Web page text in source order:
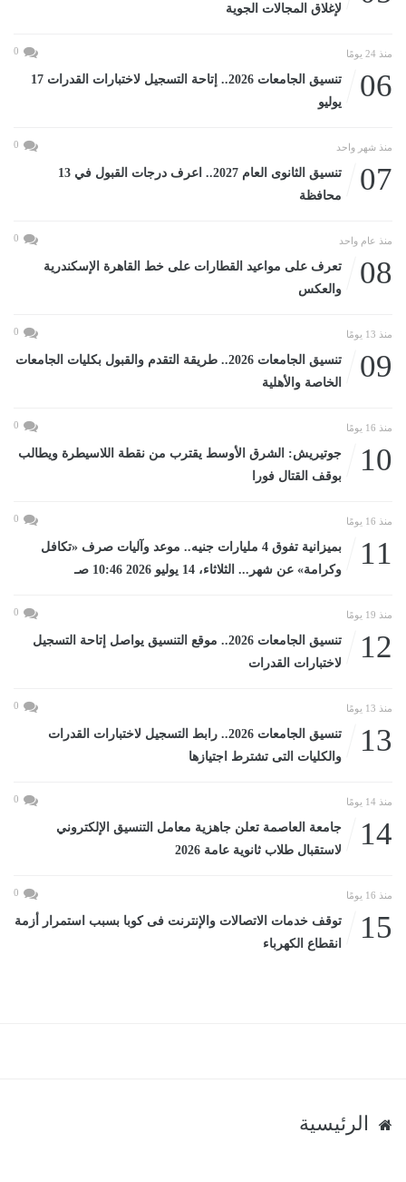
لإغلاق المجالات الجوية
منذ 24 يومًا 0
06
تنسيق الجامعات 2026.. إتاحة التسجيل لاختبارات القدرات 17
يوليو
منذ شهر واحد 0
07
تنسيق الثانوى العام 2027.. اعرف درجات القبول في 13
محافظة
منذ عام واحد 0
08
تعرف على مواعيد القطارات على خط القاهرة الإسكندرية
والعكس
منذ 13 يومًا 0
09
تنسيق الجامعات 2026.. طريقة التقدم والقبول بكليات الجامعات
الخاصة والأهلية
منذ 16 يومًا 0
10
جوتيريش: الشرق الأوسط يقترب من نقطة اللاسيطرة ويطالب
بوقف القتال فورا
منذ 16 يومًا 0
11
بميزانية تفوق 4 مليارات جنيه.. موعد وآليات صرف «تكافل
وكرامة» عن شهر... الثلاثاء، 14 يوليو 2026 10:46 صـ
منذ 19 يومًا 0
12
تنسيق الجامعات 2026.. موقع التنسيق يواصل إتاحة التسجيل
لاختبارات القدرات
منذ 13 يومًا 0
13
تنسيق الجامعات 2026.. رابط التسجيل لاختبارات القدرات
والكليات التى تشترط اجتيازها
منذ 14 يومًا 0
14
جامعة العاصمة تعلن جاهزية معامل التنسيق الإلكتروني
لاستقبال طلاب ثانوية عامة 2026
منذ 16 يومًا 0
15
توقف خدمات الاتصالات والإنترنت فى كوبا بسبب استمرار أزمة
انقطاع الكهرباء
الرئيسية